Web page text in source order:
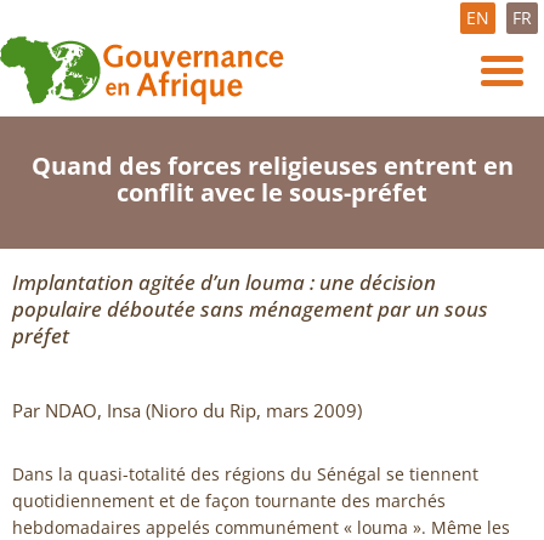
EN FR
Quand des forces religieuses entrent en
conflit avec le sous-préfet
Implantation agitée d’un louma : une décision
populaire déboutée sans ménagement par un sous
préfet
Par NDAO, Insa (Nioro du Rip, mars 2009)
Dans la quasi-totalité des régions du Sénégal se tiennent
quotidiennement et de façon tournante des marchés
hebdomadaires appelés communément « louma ». Même les